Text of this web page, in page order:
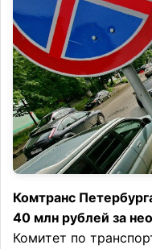
Комтранс
40 млн рублей за
Комитет по